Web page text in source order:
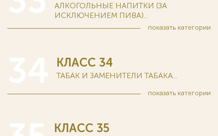
АЛКОГОЛЬНЫЕ НАПИТКИ (ЗА
ИСКЛЮЧЕНИЕМ ПИВА)...
показать категории
КЛАСС 34
ТАБАК И ЗАМЕНИТЕЛИ ТАБАКА...
показать категории
КЛАСС 35